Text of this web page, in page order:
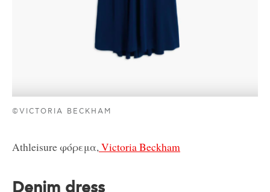
©VICTORIA BECKHAM
Athleisure φόρεμα, Victoria Beckham